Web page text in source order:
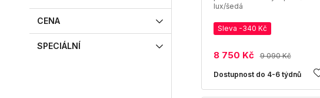
CENA
SPECIÁLNÍ
lux/šedá
Sleva -340 Kč
8 750 Kč 9 090 Kč
Dostupnost do 4-6 týdnů